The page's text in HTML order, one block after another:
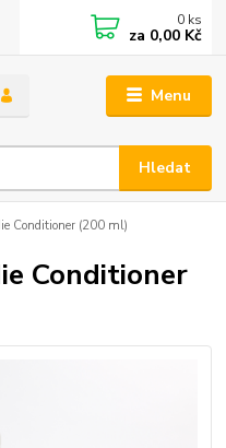
Menu
Hledat
0 ks
za 0,00 Kč
Conditioner (200 ml)
Conditioner